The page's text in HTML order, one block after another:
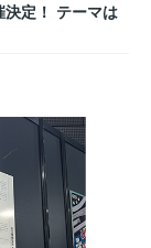
定！ テーマは